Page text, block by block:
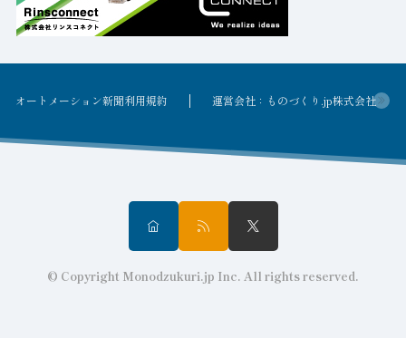
オートメーション新聞利用規約 運営会社：ものづくり.jp株式会社
© Copyright Monodzukuri.jp Inc. All rights reserved.